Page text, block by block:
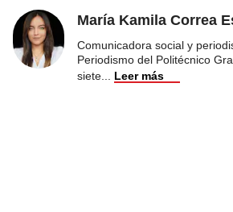
María Kamila Correa
Comunicadora social y
Periodismo del Politécnico
siete
Leer más